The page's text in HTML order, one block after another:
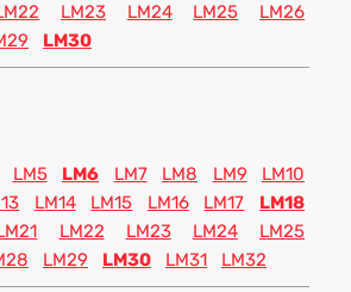
LM23 LM24 LM25
LM26
LM30
LM5 LM6 LM7 LM8 LM9
LM10
LM14 LM15 LM16 LM17
LM18
LM22 LM23 LM24
LM25
LM29 LM30 LM31 LM32